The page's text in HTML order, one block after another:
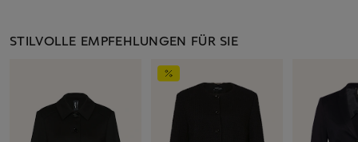
STILVOLLE EMPFEHLUNGEN FÜR SIE